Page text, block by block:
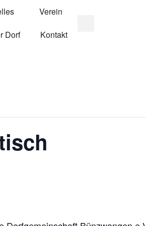
Verein
Dorf Kontakt